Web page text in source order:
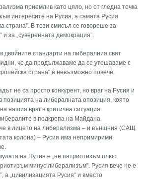
приемлив като цяло, но от гледна точка
интересите на Русия, а самата Русия
страна”. В този смисъл се говореше за
и за „суверенната демокрация”.
двойните стандарти на либералния свят
че да продължаваме да се утешаваме с
страна" е невъзможно повече.
не са просто конкурент, но враг на Русия и
позицията на либералната опозиция, която
нашия враг в критична ситуация.
в подкрепа на Майдана
в лицето на либерализма – и външния (САЩ,
колона) – Русия има непримирими
на Путин е „не патриотизъм плюс
минус либерализъм”. Русия вече не е
а „цивилизацията Русия” и вместо